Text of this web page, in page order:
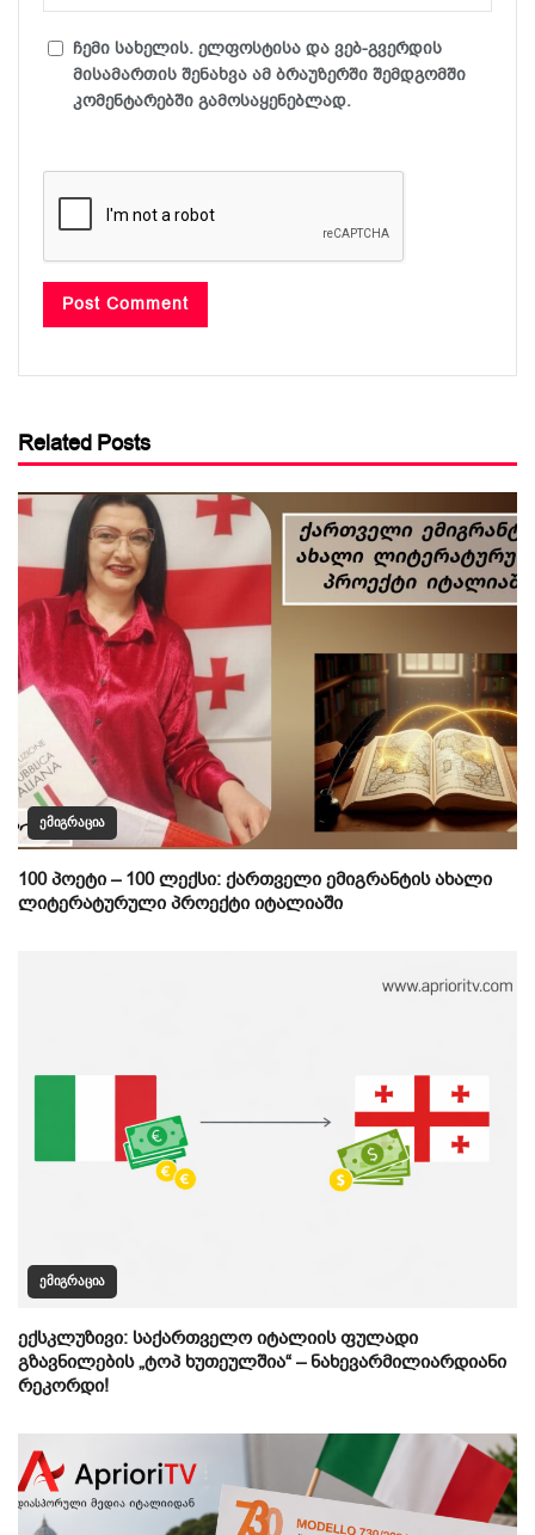
ჩემი სახელის. ელფოსტისა და ვებ-გვერდის
მისამართის შენახვა ამ ბრაუზერში შემდგომში
კომენტარებში გამოსაყენებლად.
Related Posts
ᲔᲛᲘᲒᲠᲐᲪᲘᲐ
100 პოეტი – 100 ლექსი: ქართველი ემიგრანტის ახალი
ლიტერატურული პროექტი იტალიაში
ᲔᲛᲘᲒᲠᲐᲪᲘᲐ
ექსკლუზივი: საქართველო იტალიის ფულადი
გზავნილების „ტოპ ხუთეულშია“ – ნახევარმილიარდიანი
რეკორდი!